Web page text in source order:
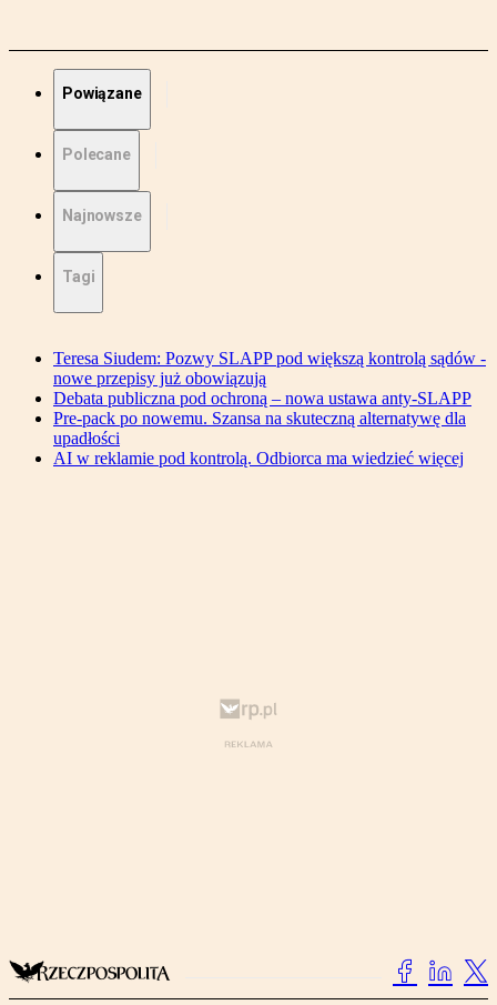
Powiązane
Polecane
Najnowsze
Tagi
Teresa Siudem: Pozwy SLAPP pod większą kontrolą sądów -
nowe przepisy już obowiązują
Debata publiczna pod ochroną – nowa ustawa anty-SLAPP
Pre-pack po nowemu. Szansa na skuteczną alternatywę dla
upadłości
AI w reklamie pod kontrolą. Odbiorca ma wiedzieć więcej